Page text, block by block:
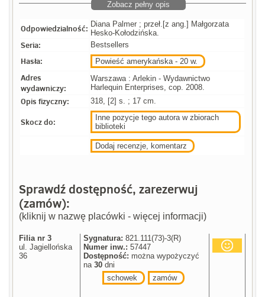
Zobacz pełny opis
Odpowiedzialność: Diana Palmer ; przeł.[z ang.] Małgorzata
Hesko-Kołodzińska.
Seria: Bestsellers
Hasła: Powieść amerykańska - 20 w.
Adres
wydawniczy:
Warszawa : Arlekin - Wydawnictwo
Harlequin Enterprises, cop. 2008.
Opis fizyczny: 318, [2] s. ; 17 cm.
Skocz do:
Inne pozycje tego autora w zbiorach
biblioteki
Dodaj recenzje, komentarz
Sprawdź dostępność, zarezerwuj
(zamów):
(kliknij w nazwę placówki - więcej informacji)
Filia nr 3
ul. Jagiellońska
36
Sygnatura: 821.111(73)-3(R)
Numer inw.: 57447
Dostępność: można wypożyczyć
na30 dni
schowek
zamów